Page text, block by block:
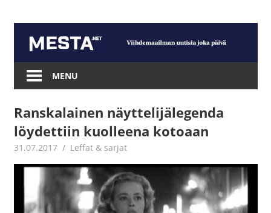
content
Mesta.net
MENU
Ranskalainen näyttelijälegenda
löydettiin kuolleena kotoaan
31.07.2017 Jouni Hirn
Leffat & sarjat